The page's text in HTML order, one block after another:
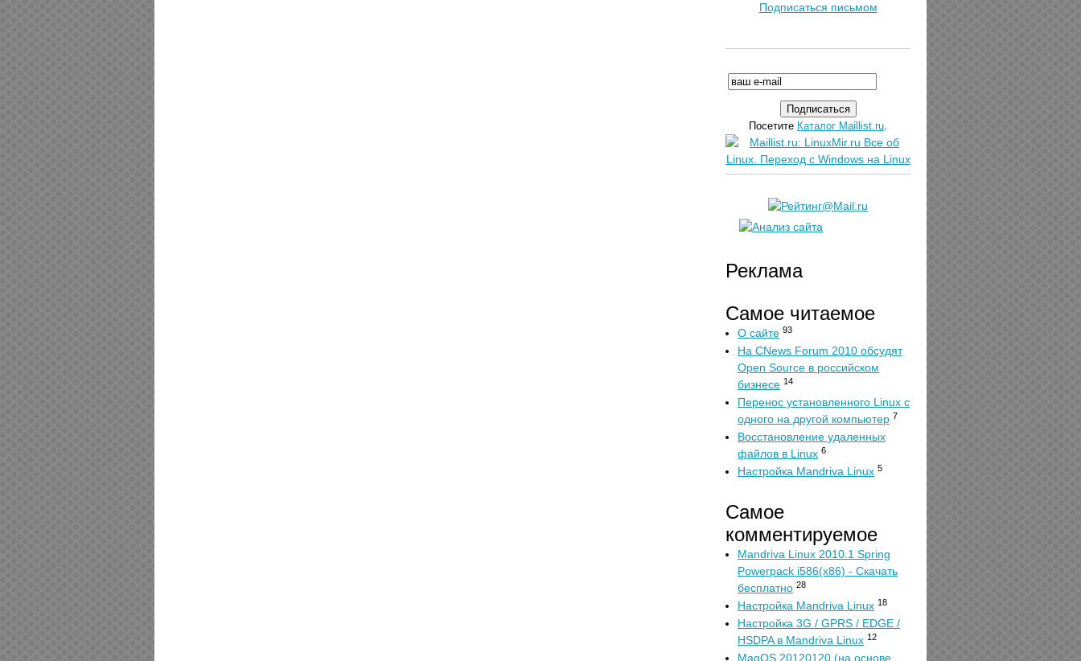
Подписаться письмом
Посетите Каталог Maillist.ru.
Реклама
Самое читаемое
О сайте 93
На CNews Forum 2010 обсудят
Open Source в российском
бизнесе 14
Перенос установленного Linux с
одного на другой компьютер 7
Восстановление удаленных
файлов в Linux 6
Настройка Mandriva Linux 5
Самое
комментируемое
Mandriva Linux 2010.1 Spring
Powerpack i586(x86) - Скачать
бесплатно 28
Настройка Mandriva Linux 18
Настройка 3G / GPRS / EDGE /
HSDPA в Mandriva Linux 12
MagOS 20120120 (на основе